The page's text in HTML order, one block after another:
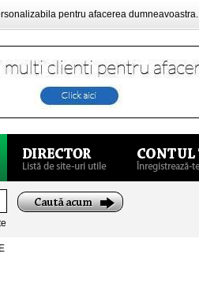
pentru afacerea dumneavoastra.